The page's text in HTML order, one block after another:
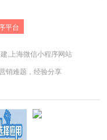
平台
,上海微信小程序网站
销难题，经验分享